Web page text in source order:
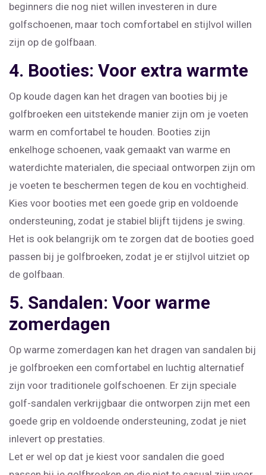
beginners die nog niet willen investeren in dure
golfschoenen, maar toch comfortabel en stijlvol willen
zijn op de golfbaan.
4. Booties: Voor extra warmte
Op koude dagen kan het dragen van booties bij je
golfbroeken een uitstekende manier zijn om je voeten
warm en comfortabel te houden. Booties zijn
enkelhoge schoenen, vaak gemaakt van warme en
waterdichte materialen, die speciaal ontworpen zijn om
je voeten te beschermen tegen de kou en vochtigheid.
Kies voor booties met een goede grip en voldoende
ondersteuning, zodat je stabiel blijft tijdens je swing.
Het is ook belangrijk om te zorgen dat de booties goed
passen bij je golfbroeken, zodat je er stijlvol uitziet op
de golfbaan.
5. Sandalen: Voor warme
zomerdagen
Op warme zomerdagen kan het dragen van sandalen bij
je golfbroeken een comfortabel en luchtig alternatief
zijn voor traditionele golfschoenen. Er zijn speciale
golf-sandalen verkrijgbaar die ontworpen zijn met een
goede grip en voldoende ondersteuning, zodat je niet
inlevert op prestaties.
Let er wel op dat je kiest voor sandalen die goed